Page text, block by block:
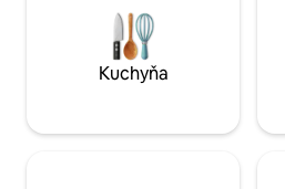
privilegovaným miestom, pretože
okrem panoramatického výhľadu
nádhernú vertikálnu, prírodnú
zloženú z asi 80 krásnych rastlín, s
zelené, prinášajúce silný prvok
Kuchyňa